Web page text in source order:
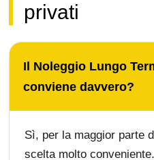
privati
Il Noleggio Lungo
conviene davvero?
Sì, per la maggior parte
scelta molto